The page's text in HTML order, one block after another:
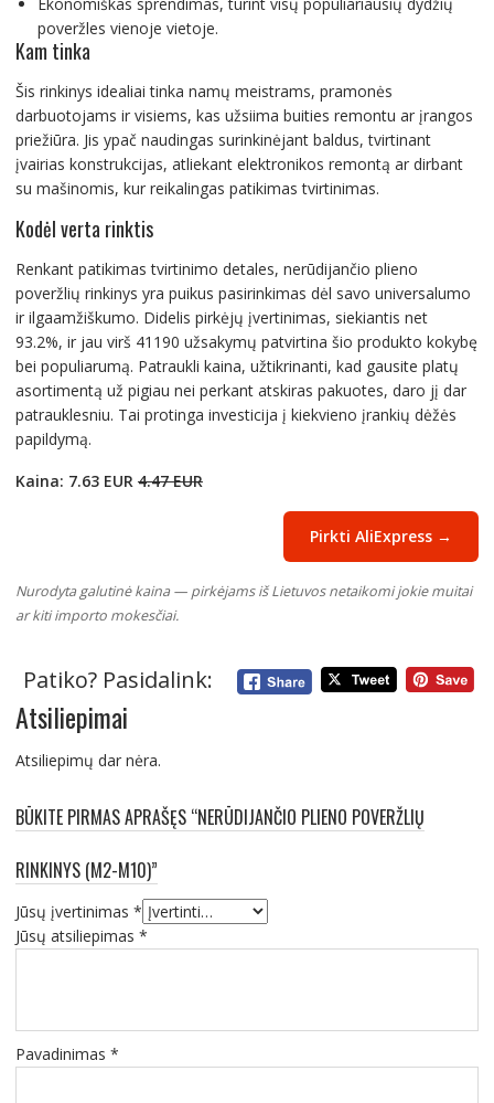
poveržles vienoje vietoje.
Kam tinka
Šis rinkinys idealiai tinka namų meistrams, pramonės
darbuotojams ir visiems, kas užsiima buities remontu ar įrangos
priežiūra. Jis ypač naudingas surinkinėjant baldus, tvirtinant
įvairias konstrukcijas, atliekant elektronikos remontą ar dirbant
su mašinomis, kur reikalingas patikimas tvirtinimas.
Kodėl verta rinktis
Renkant patikimas tvirtinimo detales, nerūdijančio plieno
poveržlių rinkinys yra puikus pasirinkimas dėl savo universalumo
ir ilgaamžiškumo. Didelis pirkėjų įvertinimas, siekiantis net
93.2%, ir jau virš 41190 užsakymų patvirtina šio produkto kokybę
bei populiarumą. Patraukli kaina, užtikrinanti, kad gausite platų
asortimentą už pigiau nei perkant atskiras pakuotes, daro jį dar
patrauklesniu. Tai protinga investicija į kiekvieno įrankių dėžės
papildymą.
Kaina: 7.63 EUR 4.47 EUR
Pirkti AliExpress →
Nurodyta galutinė kaina — pirkėjams iš Lietuvos netaikomi jokie muitai
ar kiti importo mokesčiai.
Patiko? Pasidalink:
Atsiliepimai
Atsiliepimų dar nėra.
BŪKITE PIRMAS APRAŠĘS “NERŪDIJANČIO PLIENO POVERŽLIŲ
RINKINYS (M2-M10)”
Jūsų įvertinimas *
Jūsų atsiliepimas *
Pavadinimas *